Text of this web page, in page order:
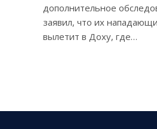
дополнительное
заявил, что их
вылетит в Доху, где…